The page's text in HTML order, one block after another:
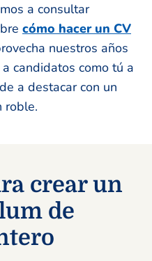
a consultar
cómo hacer un CV
nuestros años
candidatos como tú a
a destacar con un
roble.
crear un
de